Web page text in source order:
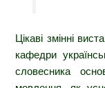
Цікаві змінні
кафедри
словесника